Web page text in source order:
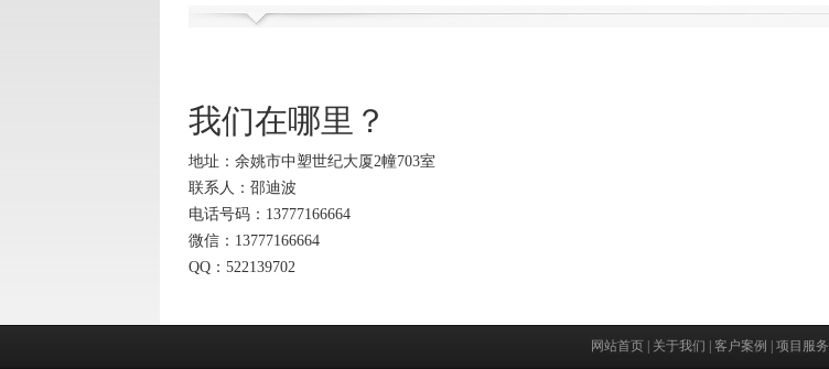
我们在哪里？
地址：余姚市中塑世纪大厦2幢703室
联系人：邵迪波
电话号码：13777166664
微信：13777166664
QQ：522139702
网站首页 关于我们 客户案例 项目服务